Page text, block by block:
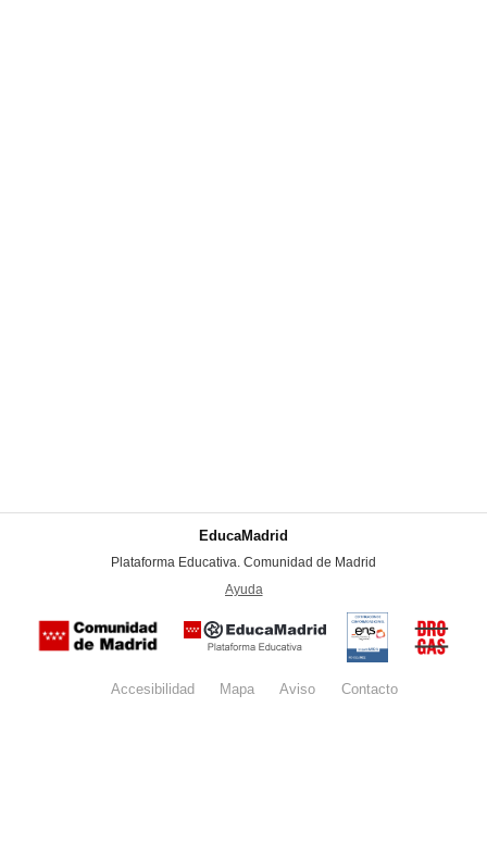
EducaMadrid
Plataforma Educativa. Comunidad de Madrid
Ayuda
Certificación
conformidad
con el
Nacional de
Seguridad
del
Accesibilidad Mapa Aviso legalContacto